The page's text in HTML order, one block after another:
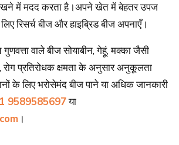
रखने में मदद करता है।अपने खेत में बेहतर उपज
रिसर्च बीज और हाइब्रिड बीज अपनाएँ।
वाले बीज सोयाबीन, गेहूं, मक्का जैसी
रोग प्रतिरोधक क्षमता के अनुसार अनुकूलता
के लिए भरोसेमंद बीज पाने या अधिक जानकारी
9589585697या
।